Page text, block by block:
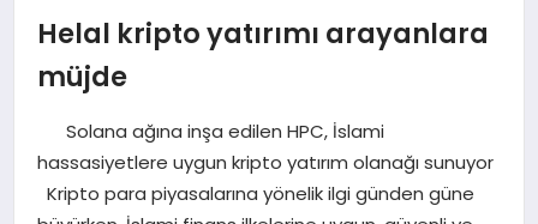
EKONOMI
TEKNOLOJI
Helal kripto yatırımı arayanlara
müjde
Solana ağına inşa edilen HPC, İslami
hassasiyetlere uygun kripto yatırım olanağı sunuyor
Kripto para piyasalarına yönelik ilgi günden güne